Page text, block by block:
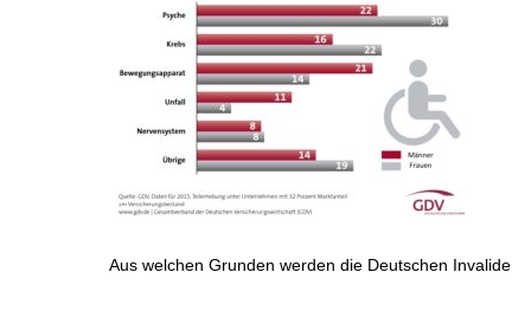
Aus welchen Grunden werden die Deutschen Invalide